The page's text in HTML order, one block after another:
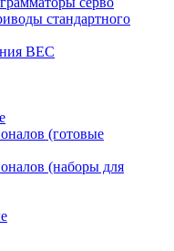
стандартного
BEC
(готовые
(наборы для